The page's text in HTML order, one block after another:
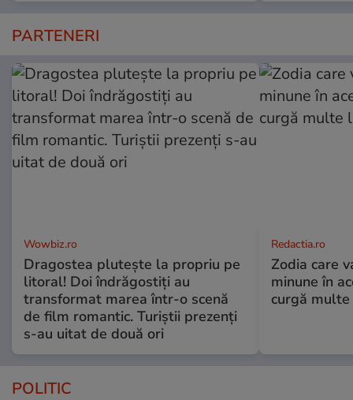
PARTENERI
Wowbiz.ro
Dragostea plutește la propriu pe
litoral! Doi îndrăgostiți au
transformat marea într-o scenă
de film romantic. Turiștii prezenți
s-au uitat de două ori
Redactia.ro
Zodia care
minune în
curgă
POLITIC